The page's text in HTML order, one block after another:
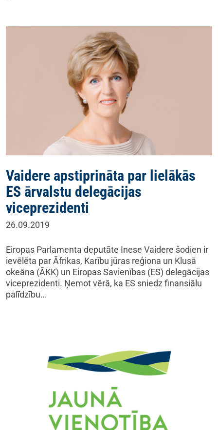
Vaidere apstiprināta par lielākās
ES ārvalstu delegācijas
viceprezidenti
26.09.2019
Eiropas Parlamenta deputāte Inese Vaidere šodien ir
ievēlēta par Āfrikas, Karību jūras reģiona un Klusā
okeāna (ĀKK) un Eiropas Savienības (ES) delegācijas
viceprezidenti. Ņemot vērā, ka ES sniedz finansiālu
palīdzību…